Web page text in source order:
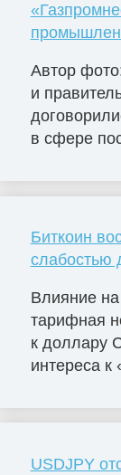
Автор
и
в сфере
Биткоин
слабостью
Влияние
тарифная
к доллару
интереса к
USDJPY